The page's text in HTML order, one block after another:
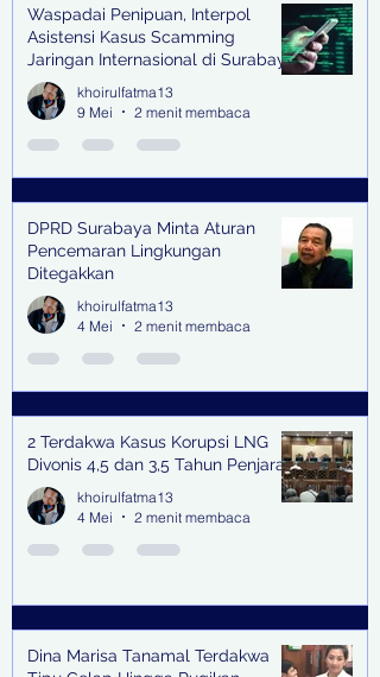
Waspadai Penipuan, Interpol
Asistensi Kasus Scamming
Jaringan Internasional di Surabaya
khoirulfatma13
9 Mei
2 menit membaca
DPRD Surabaya Minta Aturan
Pencemaran Lingkungan
Ditegakkan
khoirulfatma13
4 Mei
2 menit membaca
2 Terdakwa Kasus Korupsi LNG
Divonis 4,5 dan 3,5 Tahun Penjara
khoirulfatma13
4 Mei
2 menit membaca
Dina Marisa Tanamal Terdakwa